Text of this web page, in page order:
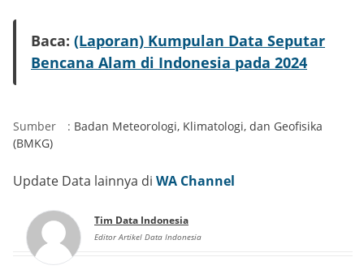
Baca: (Laporan) Kumpulan Data Seputar
Bencana Alam di Indonesia pada 2024
Sumber : Badan Meteorologi, Klimatologi, dan Geofisika
(BMKG)
Update Data lainnya di WA Channel
Tim Data Indonesia
Editor Artikel Data Indonesia